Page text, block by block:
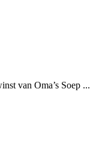
van Oma’s Soep ...